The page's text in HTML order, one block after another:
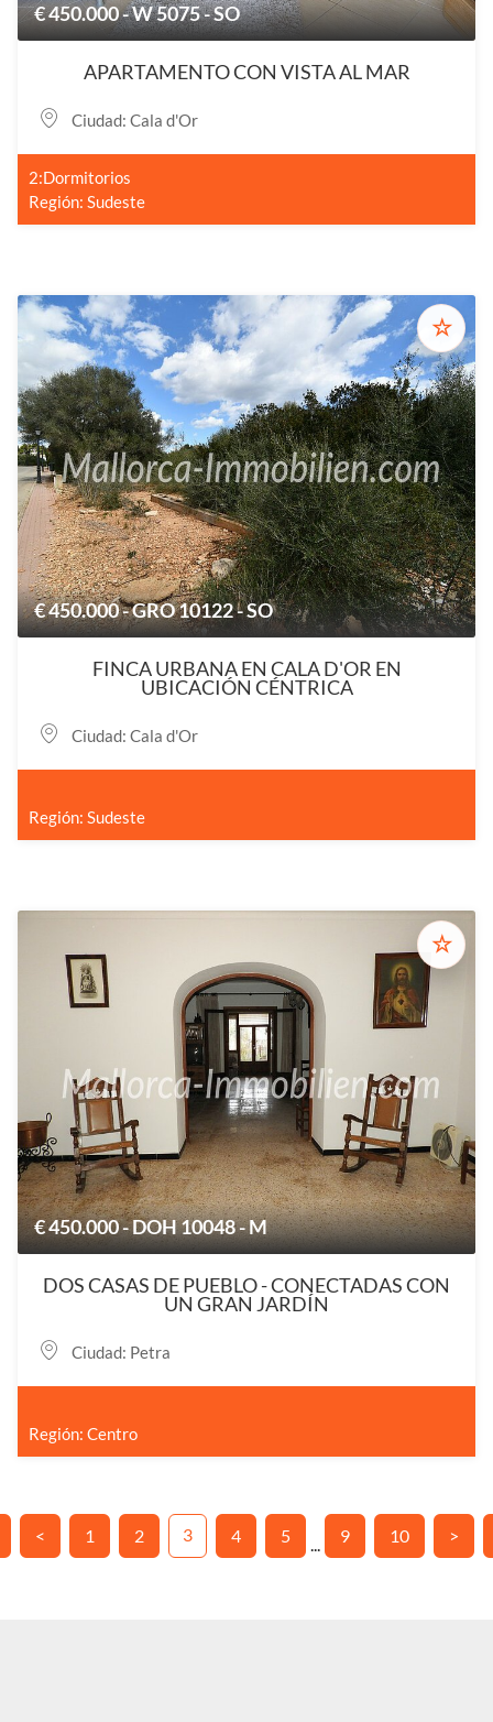
€ 450.000 - W 5075 - SO
APARTAMENTO CON VISTA AL MAR
Ciudad: Cala d'Or
2:Dormitorios
Región: Sudeste
☆
€ 450.000 - GRO 10122 - SO
FINCA URBANA EN CALA D'OR EN
UBICACIÓN CÉNTRICA
Ciudad: Cala d'Or
Región: Sudeste
☆
€ 450.000 - DOH 10048 - M
DOS CASAS DE PUEBLO - CONECTADAS CON
UN GRAN JARDÍN
Ciudad: Petra
Región: Centro
< 1 2 3 4 5 ... 9 10 >